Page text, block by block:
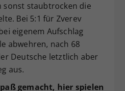
sonst staubtrocken die
Bei 5:1 für Zverev
eigenem Aufschlag
abwehren, nach 68
Deutsche letztlich aber
aus.
gemacht, hier spielen